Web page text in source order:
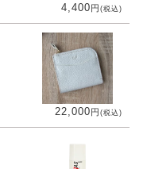
4,400円 (税込)
22,000円 (税込)